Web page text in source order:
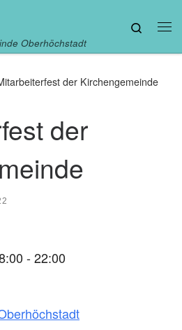
Oberhöchstadt
Search
der Kirchengemeinde
der
- 22:00